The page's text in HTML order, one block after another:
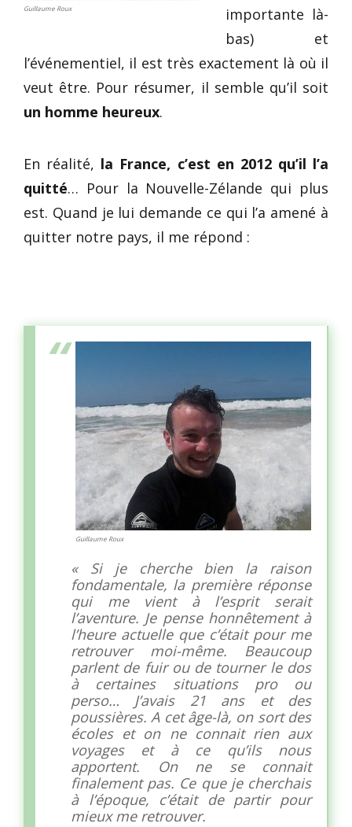
Guillaume Roux
importante là-
bas) et
l’événementiel, il est très exactement là où il
veut être. Pour résumer, il semble qu’il soit
un homme heureux.
En réalité, la France, c’est en 2012 qu’il l’a
quitté… Pour la Nouvelle-Zélande qui plus
est. Quand je lui demande ce qui l’a amené à
quitter notre pays, il me répond :
Guillaume Roux
« Si je cherche bien la raison
fondamentale, la première réponse
qui me vient à l’esprit serait
l’aventure. Je pense honnêtement à
l’heure actuelle que c’était pour me
retrouver moi-même. Beaucoup
parlent de fuir ou de tourner le dos
à certaines situations pro ou
perso… J’avais 21 ans et des
poussières. A cet âge-là, on sort des
écoles et on ne connait rien aux
voyages et à ce qu’ils nous
apportent. On ne se connait
finalement pas. Ce que je cherchais
à l’époque, c’était de partir pour
mieux me retrouver.